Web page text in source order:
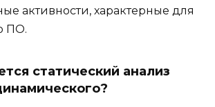
активности, характерные для
ПО.
статический анализ